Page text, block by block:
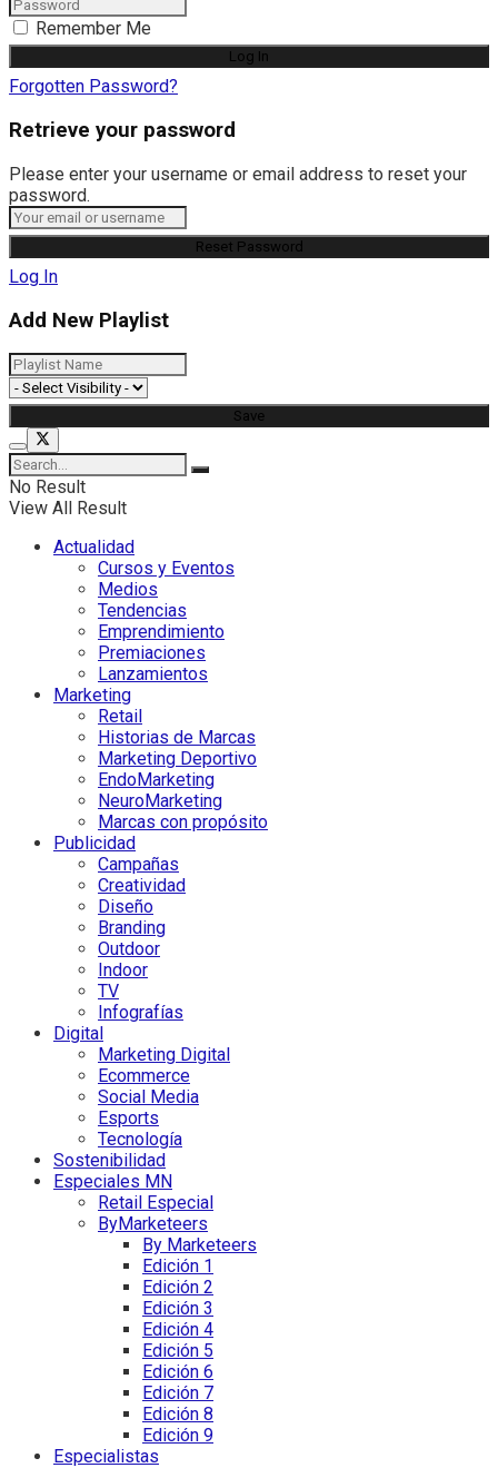
Remember Me
Forgotten Password?
Retrieve your password
Please enter your username or email address to reset your
password.
Log In
Add New Playlist
No Result
View All Result
Actualidad
Cursos y Eventos
Medios
Tendencias
Emprendimiento
Premiaciones
Lanzamientos
Marketing
Retail
Historias de Marcas
Marketing Deportivo
EndoMarketing
NeuroMarketing
Marcas con propósito
Publicidad
Campañas
Creatividad
Diseño
Branding
Outdoor
Indoor
TV
Infografías
Digital
Marketing Digital
Ecommerce
Social Media
Esports
Tecnología
Sostenibilidad
Especiales MN
Retail Especial
ByMarketeers
By Marketeers
Edición 1
Edición 2
Edición 3
Edición 4
Edición 5
Edición 6
Edición 7
Edición 8
Edición 9
Especialistas